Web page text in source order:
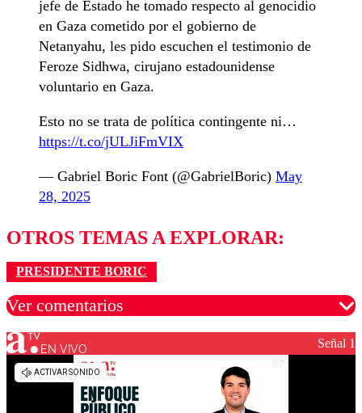
jefe de Estado he tomado respecto al genocidio
en Gaza cometido por el gobierno de
Netanyahu, les pido escuchen el testimonio de
Feroze Sidhwa, cirujano estadounidense
voluntario en Gaza.
Esto no se trata de política contingente ni…
https://t.co/jULJiFmVIX
— Gabriel Boric Font (@GabrielBoric) May
28, 2025
OTROS TEMAS A EXPLORAR:
PRESIDENTE BORIC
Ver comentarios
Los comentarios son moderados para garantizar un
diálogo respetuoso.
EN VIVO Señal 1